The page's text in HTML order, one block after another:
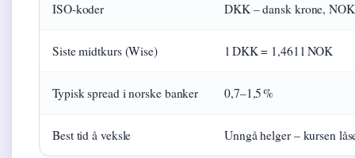
ISO-koder DKK – dansk krone,
Siste midtkurs (Wise) 1 DKK = 1,4611 NOK
Typisk spread i norske banker 0,7–1,5 %
Best tid å veksle Unngå helger – kursen